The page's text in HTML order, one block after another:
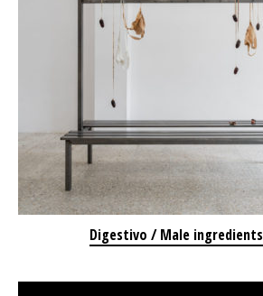
Digestivo / Male ingredients